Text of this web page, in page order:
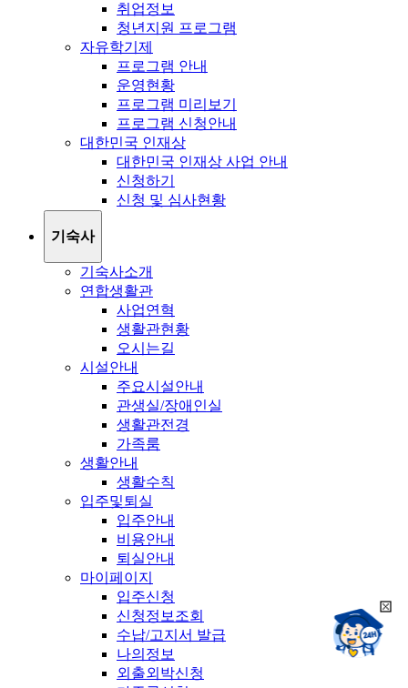
취업정보
청년지원 프로그램
자유학기제
프로그램 안내
운영현황
프로그램 미리보기
프로그램 신청안내
대한민국 인재상
대한민국 인재상 사업 안내
신청하기
신청 및 심사현황
기숙사
기숙사소개
연합생활관
사업연혁
생활관현황
오시는길
시설안내
주요시설안내
관생실/장애인실
생활관전경
가족룸
생활안내
생활수칙
입주및퇴실
입주안내
비용안내
퇴실안내
마이페이지
입주신청
신청정보조회
수납/고지서 발급
나의정보
외출외박신청
챗봇상담:
24시
채팅상담:
9시~18시
희